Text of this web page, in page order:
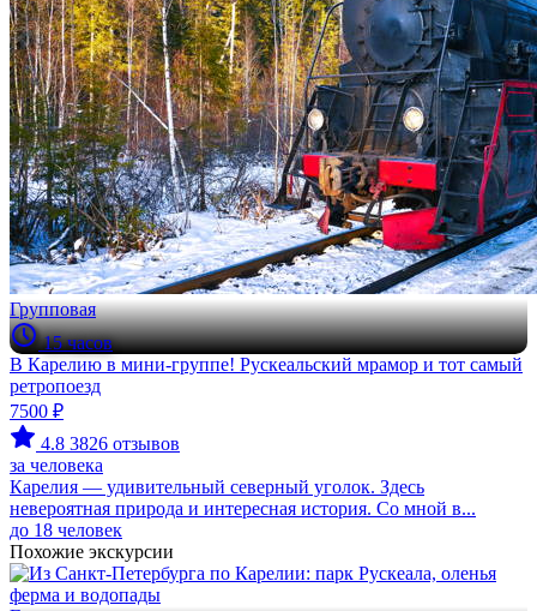
Групповая
15 часов
В Карелию в мини-группе! Рускеальский мрамор и тот самый
ретропоезд
7500 ₽
4.8 3826 отзывов
за человека
Карелия — удивительный северный уголок. Здесь
невероятная природа и интересная история. Со мной в...
до 18 человек
Похожие экскурсии